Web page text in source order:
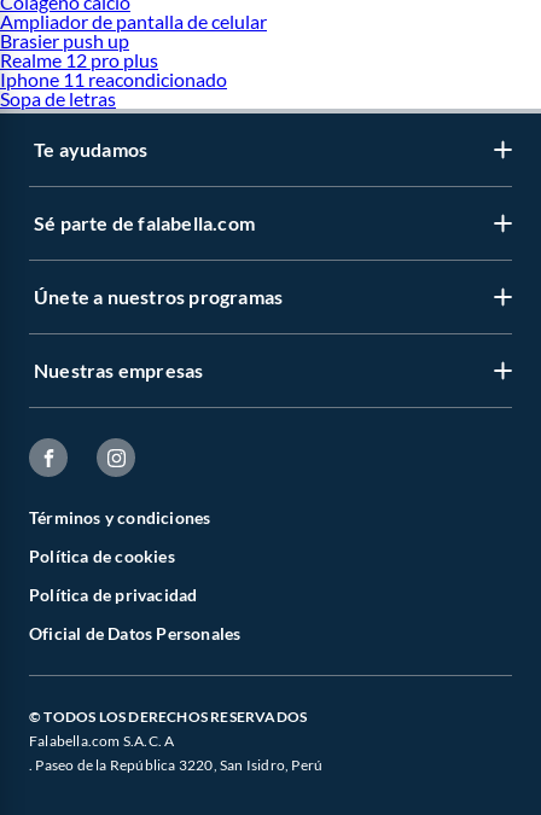
Ampliador de pantalla de celular
Brasier push up
Realme 12 pro plus
Iphone 11 reacondicionado
Sopa de letras
Te ayudamos
Sé parte de falabella.com
Únete a nuestros programas
Nuestras empresas
Términos y condiciones
Política de cookies
Política de privacidad
Oficial de Datos Personales
© TODOS LOS DERECHOS RESERVADOS
Falabella.com S.A.C. A
. Paseo de la República 3220, San Isidro, Perú